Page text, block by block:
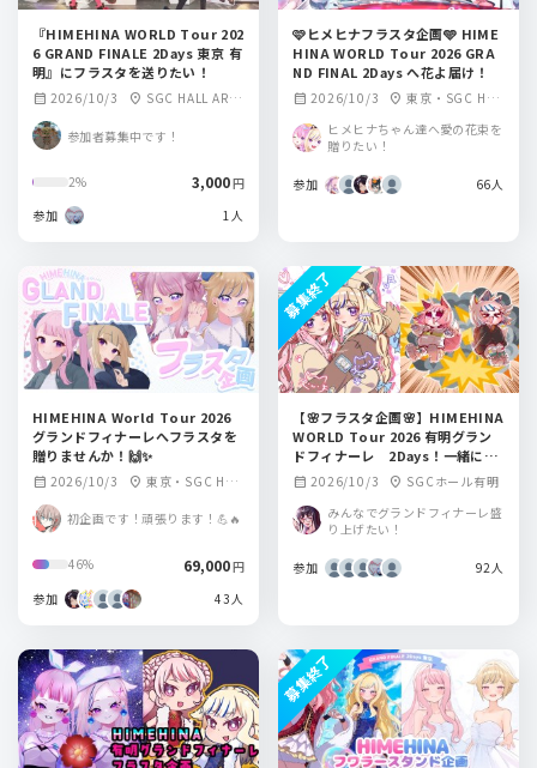
『HIMEHINA WORLD Tour 202
6 GRAND FINALE 2Days 東京 有
明』にフラスタを送りたい！
calendar_month 2026/10/3 location_on SGC HALL ARIA
参加者募集中です！
2% 3,000円
参加
1人
🩷ヒメヒナフラスタ企画🩵 HIME
HINA WORLD Tour 2026 GRA
ND FINAL 2Days へ花よ届け！
calendar_month 2026/10/3 location_on 東京・SGC HAL
ヒメヒナちゃん達へ愛の花束を
贈りたい！
参加 66人
HIMEHINA World Tour 2026
グランドフィナーレへフラスタを
贈りませんか！🙌✨
calendar_month 2026/10/3 location_on
初企画です！頑張ります！💪🔥
46% 69,000円
参加
43人
【🌸フラスタ企画🌸】HIMEHINA
WORLD Tour 2026 有明グラン
ドフィナーレ 2Days！一緒に盛
り上げませんか🌸
calendar_month 2026/10/3 location_on SGCホール有明
みんなでグランドフィナーレ盛
り上げたい！
参加 92人
募集終了
募集終了